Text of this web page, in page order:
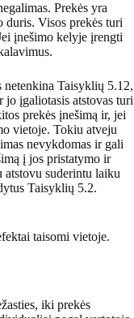
Prekės yra
duris. Visos prekės turi
įnešimo kelyje įrengti
netenkina Taisyklių 5.12,
jo įgaliotasis atstovas turi
prekės įnešimą ir, jei
vietoje. Tokiu atveju
nevykdomas ir gali
į jos pristatymo ir
suderintu laiku
Taisyklių 5.2.
taisomi vietoje.
iki prekės